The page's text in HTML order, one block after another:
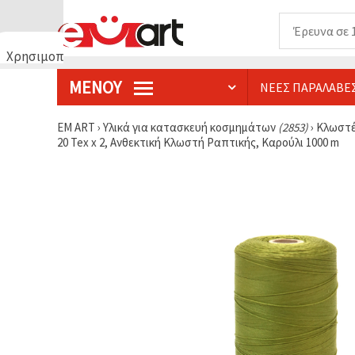
Χρησιμοποιούμε
Χρησιμοποιούμε
τεχνολογίες
ΜΕΝΟΎ ΝΈΕΣ
EM ART › Υλικά για κατασκευή κοσμημάτων (2853)›
20 Tex x 2, Ανθεκτική Κλωστή Ραπτικής, Καρούλι 1000 m